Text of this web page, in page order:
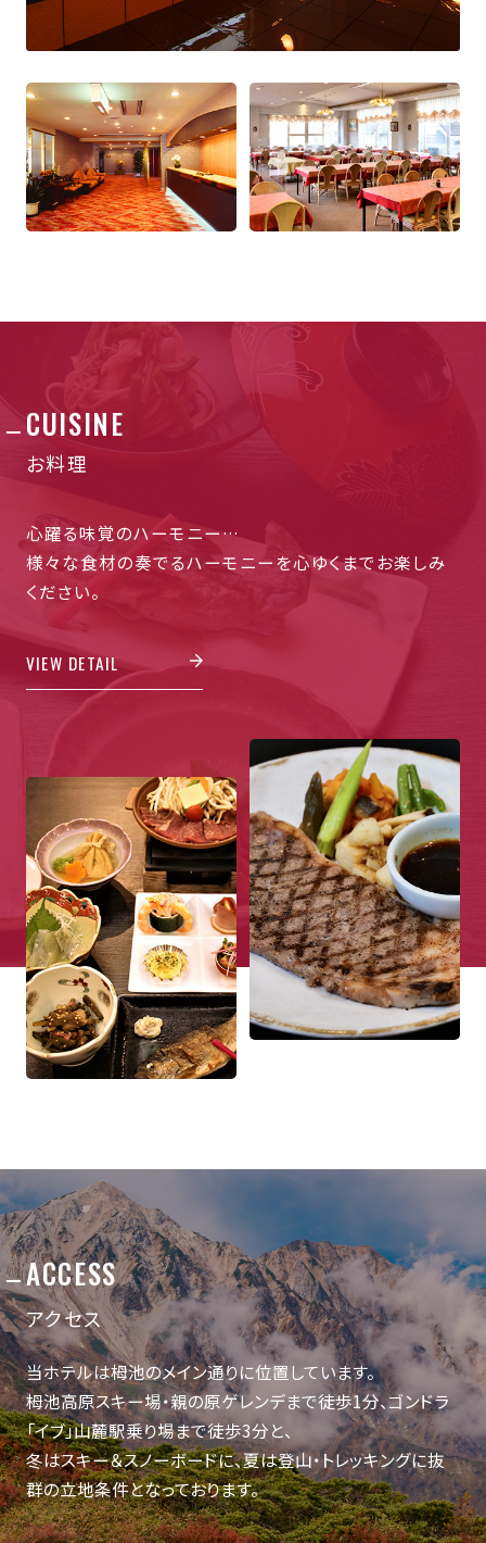
CUISINE
お料理
心躍る味覚のハーモニー…
様々な食材の奏でるハーモニーを心ゆくまでお楽しみ
ください。
VIEW DETAIL
ACCESS
アクセス
当ホテルは栂池のメイン通りに位置しています。
栂池高原スキー場・親の原ゲレンデまで徒歩1分、ゴンドラ
「イブ」山麓駅乗り場まで徒歩3分と、
冬はスキー＆スノーボードに、夏は登山・トレッキングに抜
群の立地条件となっております。